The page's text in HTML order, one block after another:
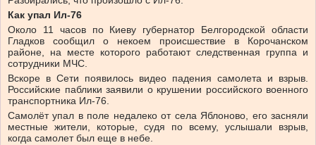
Как упал Ил-76
Около 11 часов по Киеву губернатор Белгородской области
Гладков сообщил о некоем происшествие в Корочанском
районе, на месте которого работают следственная группа и
сотрудники МЧС.
Вскоре в Сети появилось видео падения самолета и взрыв.
Российские паблики заявили о крушении российского военного
транспортника Ил-76.
Самолёт упал в поле недалеко от села Яблоново, его засняли
местные жители, которые, судя по всему, услышали взрыв,
когда самолет был еще в небе.